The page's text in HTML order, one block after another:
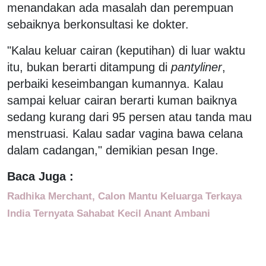
menandakan ada masalah dan perempuan
sebaiknya berkonsultasi ke dokter.
"Kalau keluar cairan (keputihan) di luar waktu
itu, bukan berarti ditampung di pantyliner,
perbaiki keseimbangan kumannya. Kalau
sampai keluar cairan berarti kuman baiknya
sedang kurang dari 95 persen atau tanda mau
menstruasi. Kalau sadar vagina bawa celana
dalam cadangan," demikian pesan Inge.
Baca Juga :
Radhika Merchant, Calon Mantu Keluarga Terkaya
India Ternyata Sahabat Kecil Anant Ambani